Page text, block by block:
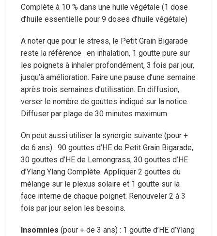
Complète à 10 % dans une huile végétale (1 dose
d’huile essentielle pour 9 doses d’huile végétale)
A noter que pour le stress, le Petit Grain Bigarade
reste la référence : en inhalation, 1 goutte pure sur
les poignets à inhaler profondément, 3 fois par jour,
jusqu’à amélioration. Faire une pause d’une semaine
après trois semaines d’utilisation. En diffusion,
verser le nombre de gouttes indiqué sur la notice.
Diffuser par plage de 30 minutes maximum.
On peut aussi utiliser la synergie suivante (pour +
de 6 ans) : 90 gouttes d’HE de Petit Grain Bigarade,
30 gouttes d’HE de Lemongrass, 30 gouttes d’HE
d’Ylang Ylang Complète. Appliquer 2 gouttes du
mélange sur le plexus solaire et 1 goutte sur la
face interne de chaque poignet. Renouveler 2 à 3
fois par jour selon les besoins.
Insomnies (pour + de 3 ans) : 1 goutte d’HE d’Ylang